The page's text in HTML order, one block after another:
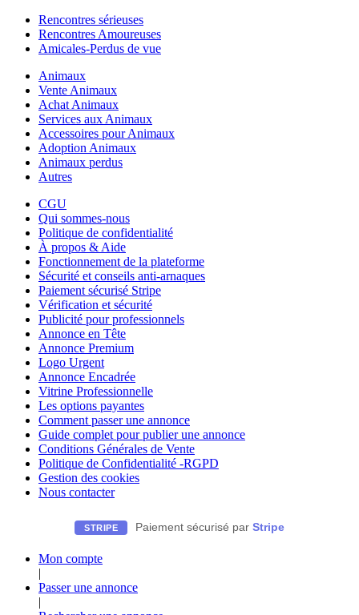
Rencontres sérieuses
Rencontres Amoureuses
Amicales-Perdus de vue
Animaux
Vente Animaux
Achat Animaux
Services aux Animaux
Accessoires pour Animaux
Adoption Animaux
Animaux perdus
Autres
CGU
Qui sommes-nous
Politique de confidentialité
À propos & Aide
Fonctionnement de la plateforme
Sécurité et conseils anti-arnaques
Paiement sécurisé Stripe
Vérification et sécurité
Publicité pour professionnels
Annonce en Tête
Annonce Premium
Logo Urgent
Annonce Encadrée
Vitrine Professionnelle
Les options payantes
Comment passer une annonce
Guide complet pour publier une annonce
Conditions Générales de Vente
Politique de Confidentialité -RGPD
Gestion des cookies
Nous contacter
STRIPE Paiement sécurisé par Stripe
Mon compte
|
Passer une annonce
|